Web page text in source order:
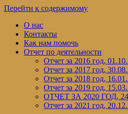
Перейти к содержимому
О нас
Контакты
Как нам помочь
Отчет по деятельности
Отчет за 2016 год,
Отчет за 2017 год,
Отчет за 2018 год,
Отчет за 2019 год,
ОТЧЕТ ЗА 2020 ГОД,
Отчет за 2021 год,